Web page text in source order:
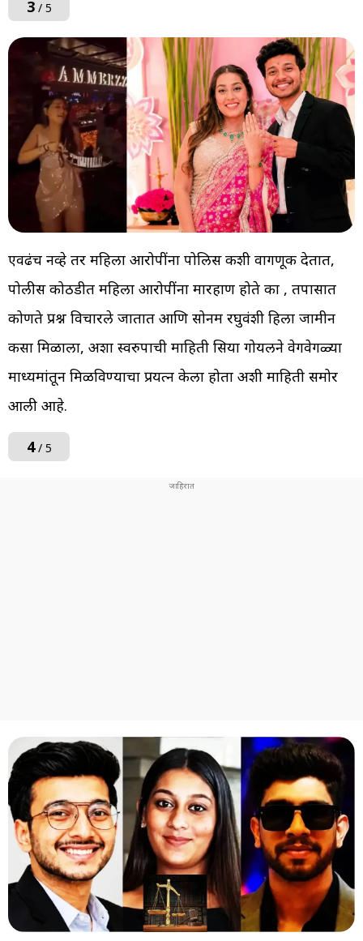
3/ 5
एवढंच नव्हे तर महिला आरोपींना पोलिस कशी वागणूक देतात,
पोलीस कोठडीत महिला आरोपींना मारहाण होते का , तपासात
कोणते प्रश्न विचारले जातात आणि सोनम रघुवंशी हिला जामीन
कसा मिळाला, अशा स्वरुपाची माहिती सिया गोयलने वेगवेगळ्या
माध्यमांतून मिळविण्याचा प्रयत्न केला होता अशी माहिती समोर
आली आहे.
4/ 5